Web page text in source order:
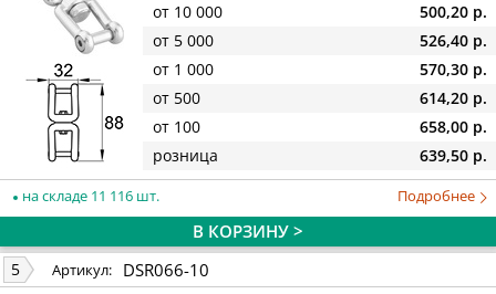
от 10 000
500,20 р.
от 5 000
526,40 р.
от 1 000
570,30 р.
от 500
614,20 р.
от 100
658,00 р.
розница
639,50 р.
на складе 11 116 шт. Подробнее
В КОРЗИНУ >
5 Артикул: DSR066-10